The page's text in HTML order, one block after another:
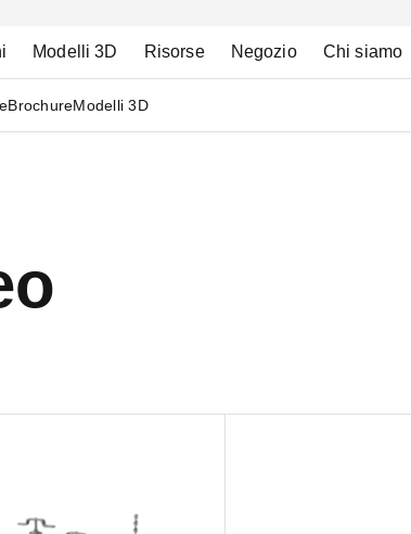
Modelli 3D Risorse Negozio Chi siamo
BrochureModelli 3D